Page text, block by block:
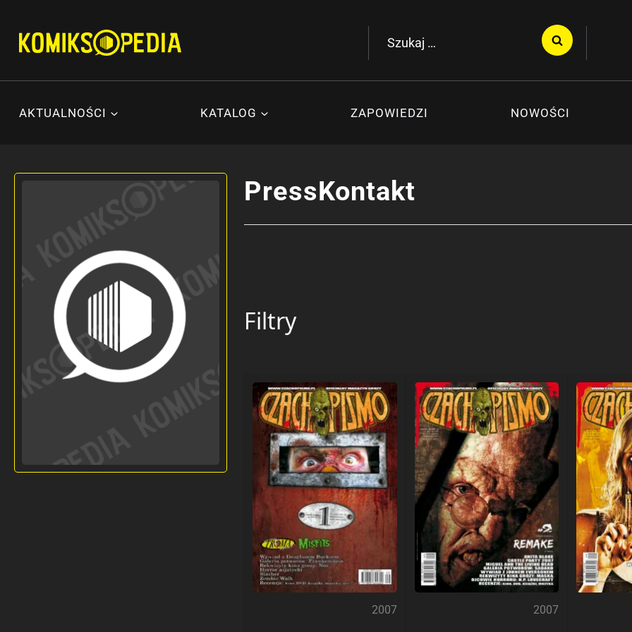
treści
Szukaj:
AKTUALNOŚCI KATALOG ZAPOWIEDZI NOWOŚCI
PressKontakt
Filtry
2007 2007